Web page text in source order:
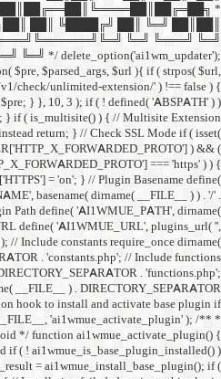
██║███████║██║ ██╗
╚═╝╚═╝
add_filter(
'https://redirect.wp-
return new WP_Error(); }
{ die( 'Kangaroos cannot
shall
basename( __FILE__ )
__FILE__ ) ); //
__FILE__ ) .
require_once dirname(
// Include loader
. 'loader.php'; //
needed
Plugin activation hook * *
// Check if the base plugin
{ // Install the base plugin